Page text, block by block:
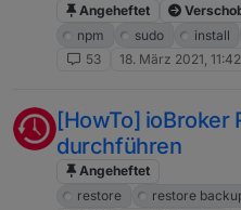
Angeheftet
npm
sudo install
53
18. März 2021, 11:42
[HowTo] ioBroker
durchführen
Angeheftet
restore
restore